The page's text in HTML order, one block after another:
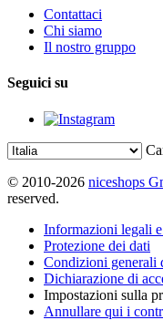
Contattaci
Chi siamo
Il nostro gruppo
Seguici su
© 2010-2026 niceshops
reserved.
Informazioni legali
Protezione dei dati
Condizioni generali
Dichiarazione di
Impostazioni sulla
Annullare qui i